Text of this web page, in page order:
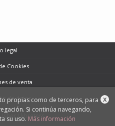
legal
Cookies
de venta
de datos
Llibreters
X
propias como de terceros, para
Si continúa navegando,
su uso. Más información